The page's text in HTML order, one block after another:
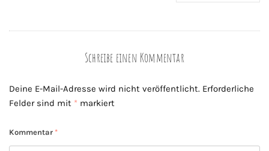
Schreibe einen Kommentar
Deine E-Mail-Adresse wird nicht veröffentlicht. Erforderliche
Felder sind mit * markiert
Kommentar *